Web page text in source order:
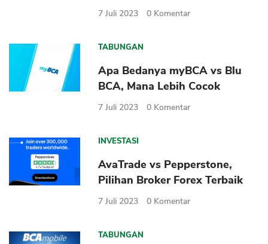
7 Juli 2023 0 Komentar
TABUNGAN
Apa Bedanya myBCA vs Blu
BCA, Mana Lebih Cocok
7 Juli 2023 0 Komentar
INVESTASI
AvaTrade vs Pepperstone,
Pilihan Broker Forex Terbaik
7 Juli 2023 0 Komentar
TABUNGAN